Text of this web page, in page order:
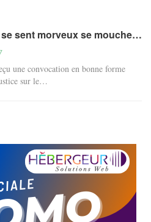
sent morveux se mouche…
une convocation en bonne forme
sur le…